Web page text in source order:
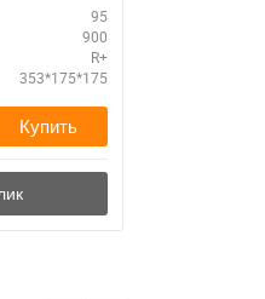
95
900
R+
353*175*175
Купить